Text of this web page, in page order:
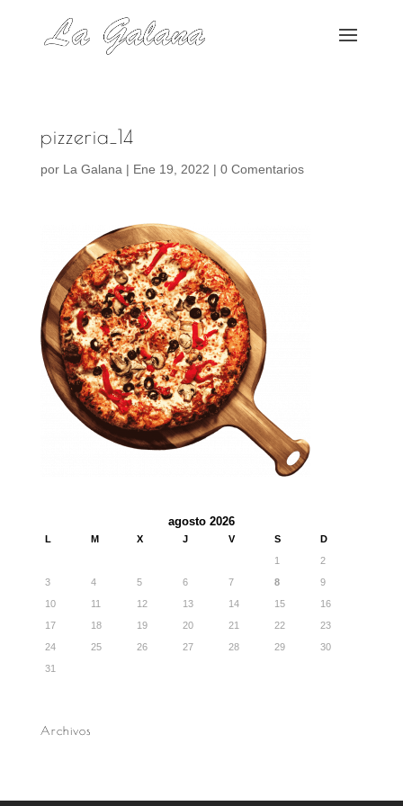
pizzeria_14
por La Galana | Ene 19, 2022 | 0 Comentarios
agosto 2026
L M X J V S
D
1
2
3
4 5 6 7 8
9
10
11 12 13 14 15
16
17
18 19 20 21 22
23
24
25 26 27 28 29
30
31
Archivos